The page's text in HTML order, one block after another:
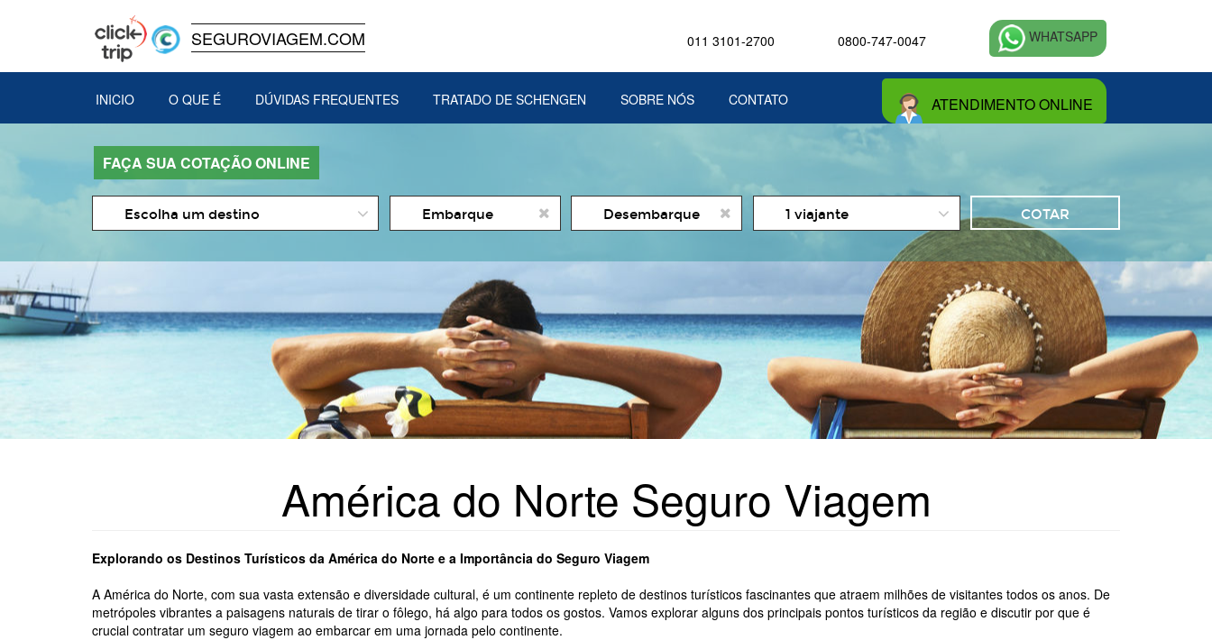
SEGUROVIAGEM.COM WHATSAPP
0800-747-0047
011 3101-2700
INICIO O QUE É DÚVIDAS FREQUENTES TRATADO DE SCHENGEN SOBRE NÓS CONTATO ATENDIMENTO ONLINE
FAÇA SUA COTAÇÃO ONLINE
Escolha um destino
de
Date
de
Numero
de
1 viajante
América do Norte Seguro Viagem
Explorando os Destinos Turísticos da América do Norte e a Importância do Seguro Viagem
A América do Norte, com sua vasta extensão e diversidade cultural, é um continente repleto de destinos turísticos fascinantes que atraem milhões de visitantes todos os anos. De
metrópoles vibrantes a paisagens naturais de tirar o fôlego, há algo para todos os gostos. Vamos explorar alguns dos principais pontos turísticos da região e discutir por que é
crucial contratar um seguro viagem ao embarcar em uma jornada pelo continente.